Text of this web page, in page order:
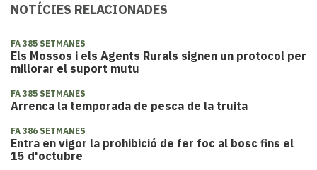
NOTÍCIES RELACIONADES
FA 385 SETMANES
Els Mossos i els Agents Rurals signen un protocol per
millorar el suport mutu
FA 385 SETMANES
Arrenca la temporada de pesca de la truita
FA 386 SETMANES
Entra en vigor la prohibició de fer foc al bosc fins el
15 d'octubre